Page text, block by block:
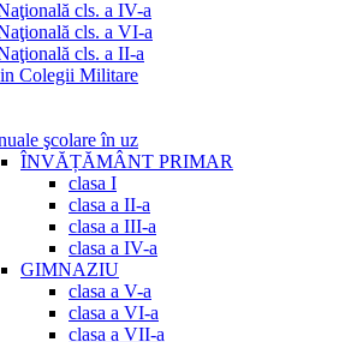
cls. a IV-a
cls. a VI-a
cls. a II-a
Colegii Militare
şcolare în uz
ÎNVĂȚĂMÂNT PRIMAR
clasa I
clasa a II-a
clasa a III-a
clasa a IV-a
GIMNAZIU
clasa a V-a
clasa a VI-a
clasa a VII-a